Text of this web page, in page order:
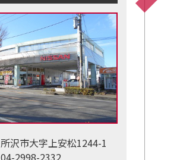
所沢市大字上安松1244-1